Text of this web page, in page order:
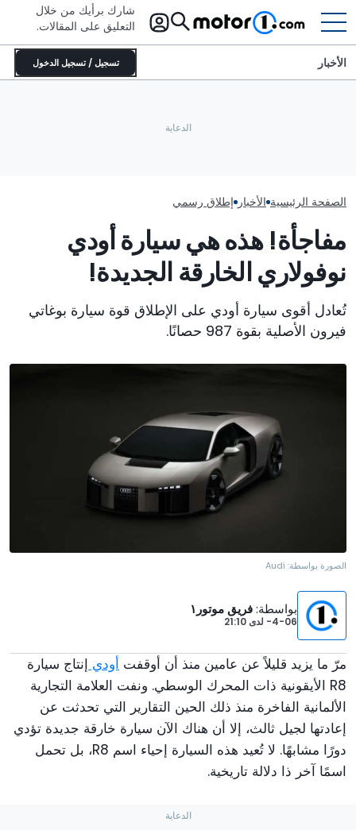
شارك برأيك من خلال
التعليق على المقالات.
تسجيل / تسجيل الدخول الأخبار
الصفحة الرئيسية الأخبار إطلاق رسمي
مفاجأة! هذه هي سيارة أودي
نوفولاري الخارقة الجديدة!
تُعادل أقوى سيارة أودي على الإطلاق قوة سيارة بوغاتي
فيرون الأصلية بقوة 987 حصانًا.
الصورة بواسطة: Audi
بواسطة:فريق موتور١
4-06- لدى
مرّ ما يزيد قليلاً عن عامين منذ أن أوقفت أودي إنتاج سيارة
R8 الأيقونية ذات المحرك الوسطي. ونفت العلامة التجارية
الألمانية الفاخرة منذ ذلك الحين التقارير التي تحدثت عن
إعادتها لجيل ثالث، إلا أن هناك الآن سيارة خارقة جديدة تؤدي
دورًا مشابهًا. لا تُعيد هذه السيارة إحياء اسم R8، بل تحمل
اسمًا آخر ذا دلالة تاريخية.